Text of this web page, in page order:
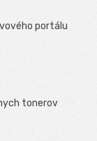
portálu
tonerov